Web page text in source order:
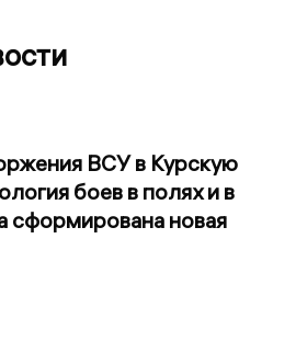
ВСУ в Курскую
боев в полях и в
сформирована новая